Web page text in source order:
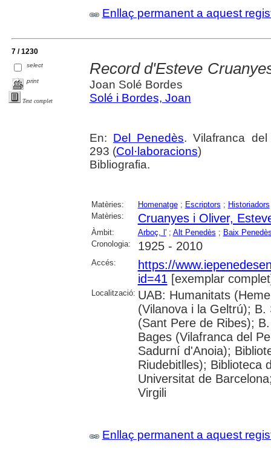
Enllaç permanent a aquest
7 / 1230
select
print
Text complet
Record d'Esteve
Joan Solé Bordes
Solé i Bordes, Joan
En: Del Penedès. Vilafranca
293 (Col·laboracions)
Bibliografia.
Matèries: Homenatge; Escriptors ; Historiadors
Matèries:
Cruanyes i Oliver,
Àmbit: Arboç, l'; Alt Penedès ; Baix
Cronologia:
1925 - 2010
Accés:
https://
id=41 [exemplar
Localització: UAB: Humanitats
(Vilanova i la Geltrú);
(Sant Pere de Ribes);
Bages (Vilafranca del
Sadurní d'Anoia);
Riudebitlles); Biblioteca
Universitat de
Virgili
Enllaç permanent a aquest